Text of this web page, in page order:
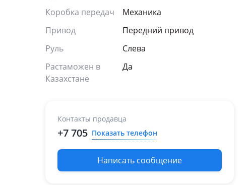
Коробка передач
Механика
Привод
Передний привод
Руль
Слева
Растаможен в
Казахстане
Да
Контакты продавца
+7 705 Показать телефон
Написать сообщение